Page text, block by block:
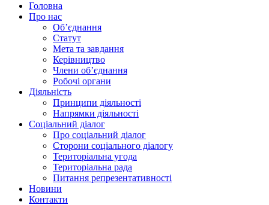
Головна
Про нас
Об’єднання
Статут
Мета та завдання
Керівництво
Члени об’єднання
Робочі органи
Діяльність
Принципи діяльності
Напрямки діяльності
Соціальний діалог
Про соціальний діалог
Сторони соціального діалогу
Територіальна угода
Територіальна рада
Питання репрезентативності
Новини
Контакти